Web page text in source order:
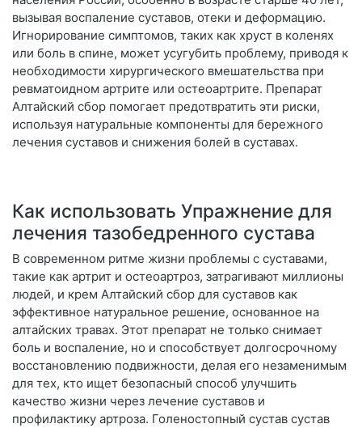
вызывая воспаление суставов, отеки и деформацию.
Игнорирование симптомов, таких как хруст в коленях
или боль в спине, может усугубить проблему, приводя к
необходимости хирургического вмешательства при
ревматоидном артрите или остеоартрите. Препарат
Алтайский сбор помогает предотвратить эти риски,
используя натуральные компоненты для бережного
лечения суставов и снижения болей в суставах.
Как использовать Упражнение для
лечения тазобедренного сустава
В современном ритме жизни проблемы с суставами,
такие как артрит и остеоартроз, затрагивают миллионы
людей, и крем Алтайский сбор для суставов как
эффективное натуральное решение, основанное на
алтайских травах. Этот препарат не только снимает
боль и воспаление, но и способствует долгосрочному
восстановлению подвижности, делая его незаменимым
для тех, кто ищет безопасный способ улучшить
качество жизни через лечение суставов и
профилактику артроза. Голеностопный сустав сустав